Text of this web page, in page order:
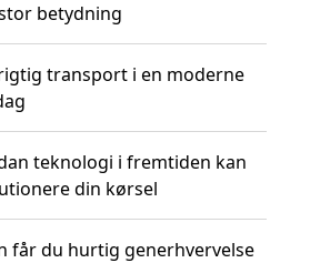
betydning
transport i en moderne
teknologi i fremtiden kan
din kørsel
får du hurtig generhvervelse